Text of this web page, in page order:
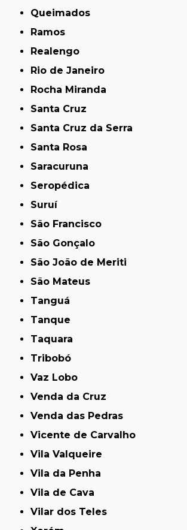
Queimados
Ramos
Realengo
Rio de Janeiro
Rocha Miranda
Santa Cruz
Santa Cruz da Serra
Santa Rosa
Saracuruna
Seropédica
Suruí
São Francisco
São Gonçalo
São João de Meriti
São Mateus
Tanguá
Tanque
Taquara
Tribobó
Vaz Lobo
Venda da Cruz
Venda das Pedras
Vicente de Carvalho
Vila Valqueire
Vila da Penha
Vila de Cava
Vilar dos Teles